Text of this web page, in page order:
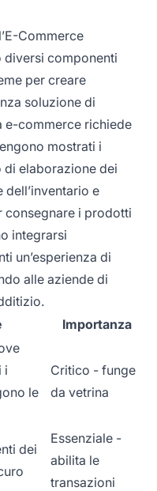
Commerce
diversi componenti
per creare
soluzione di
e-commerce richiede
mostrati i
elaborazione dei
e
consegnare i prodotti
integrarsi
un’esperienza di
alle aziende di
Importanza
i
le
Critico - funge
da vetrina
dei
Essenziale -
abilita le
transazioni